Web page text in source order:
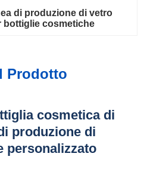
di produzione di vetro
bottiglie cosmetiche
Prodotto
cosmetica di
produzione di
personalizzato